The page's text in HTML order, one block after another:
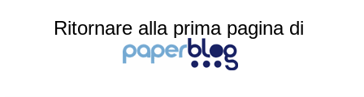
Ritornare alla prima pagina di